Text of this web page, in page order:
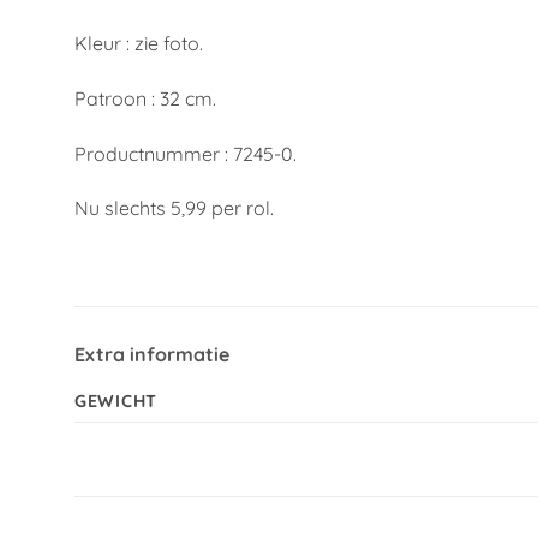
Kleur : zie foto.
Patroon : 32 cm.
Productnummer : 7245-0.
Nu slechts 5,99 per rol.
Extra informatie
GEWICHT